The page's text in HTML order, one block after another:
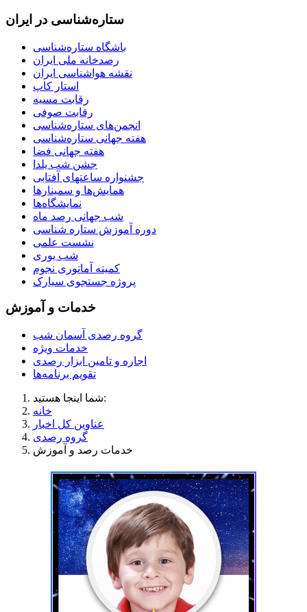
ستاره‌شناسی در ایران
باشگاه ستاره‌شناسی
رصدخانه ملی ایران
نقشه هواشناسی ایران
استار کاپ
رقابت مسیه
رقابت صوفی
انجمن‌های ستاره‌شناسی
هفته جهانی ستاره‌شناسی
هفته جهانی فضا
جشن شب یلدا
جشنواره ساعتهای آفتابی
همایش‌ها و سمینارها
نمایشگاه‌ها
شب جهانی رصد ماه
دوره آموزش ستاره شناسی
نشست علمی
شب یوری
کمیته آماتوری نجوم
پروژه جستجوی سیارک
خدمات و آموزش
گروه رصدی آسمان شب
خدمات ویژه
اجاره و تامین ابزار رصدی
تقویم برنامه‌ها
شما اینجا هستید:
خانه
عناوین کل اخبار
گروه رصدی
خدمات رصد و آموزش